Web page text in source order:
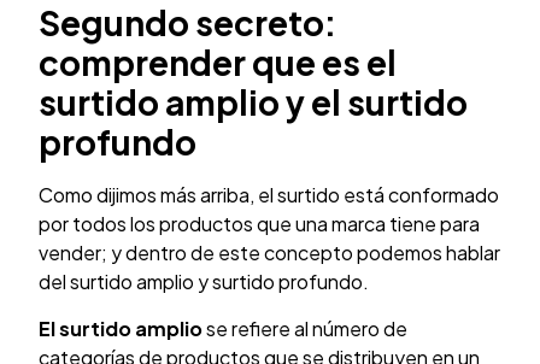
Segundo secreto:
comprender que es el
surtido amplio y el surtido
profundo
Como dijimos más arriba, el surtido está conformado
por todos los productos que una marca tiene para
vender; y dentro de este concepto podemos hablar
del surtido amplio y surtido profundo.
El surtido ampliose refiere al número de
categorías de productos que se distribuyen en un